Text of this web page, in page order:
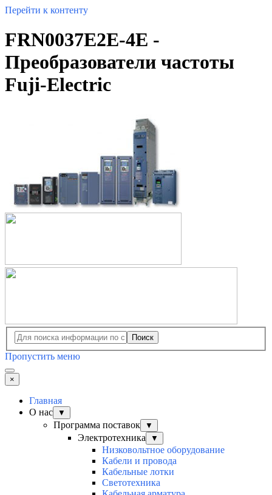
Перейти к контенту
FRN0037E2E-4E -
Преобразователи частоты
Fuji-Electric
Поиск
Пропустить меню
×
Главная
О нас
▼
Программа поставок ▼
Электротехника ▼
Низковольтное оборудование
Кабели и провода
Кабельные лотки
Светотехника